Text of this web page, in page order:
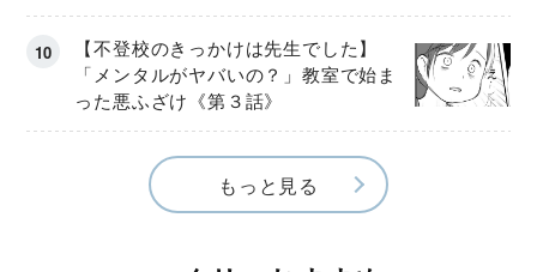
【不登校のきっかけは先生でした】
「メンタルがヤバいの？」教室で始ま
った悪ふざけ《第３話》
もっと見る